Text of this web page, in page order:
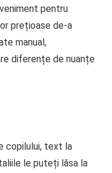
pentru
prețioase de-a
manual,
diferențe de nuanțe
copilului, text la
le puteți lăsa la